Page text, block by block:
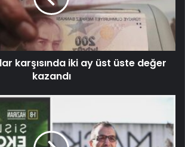
karşısında iki ay üst üste değer
kazandı